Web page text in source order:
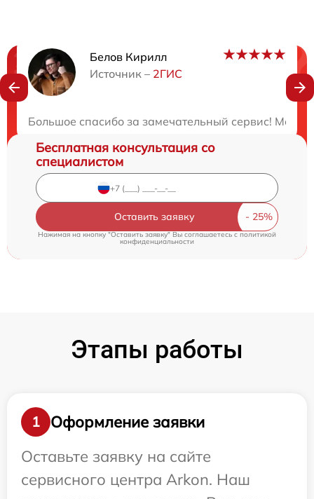
Белов Кирилл
Источник – 2ГИС
Большое спасибо за замечательный сервис!
Нужна консультация?
Бесплатная консультация со
специалистом
Оставить заявку
Нажимая на кнопку "Оставить заявку" Вы соглашаетесь c политикой
конфиденциальности
Этапы работы
1
Оформление заявки
Оставьте заявку на сайте
сервисного центра Arkon. Наш